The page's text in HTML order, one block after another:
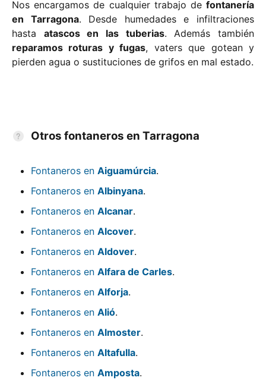
Nos encargamos de cualquier trabajo de fontanería
en Tarragona. Desde humedades e infiltraciones
hasta atascos en las tuberias. Además también
reparamos roturas y fugas, vaters que gotean y
pierden agua o sustituciones de grifos en mal estado.
Otros fontaneros en Tarragona
Fontaneros en Aiguamúrcia.
Fontaneros en Albinyana.
Fontaneros en Alcanar.
Fontaneros en Alcover.
Fontaneros en Aldover.
Fontaneros en Alfara de Carles.
Fontaneros en Alforja.
Fontaneros en Alió.
Fontaneros en Almoster.
Fontaneros en Altafulla.
Fontaneros en Amposta.